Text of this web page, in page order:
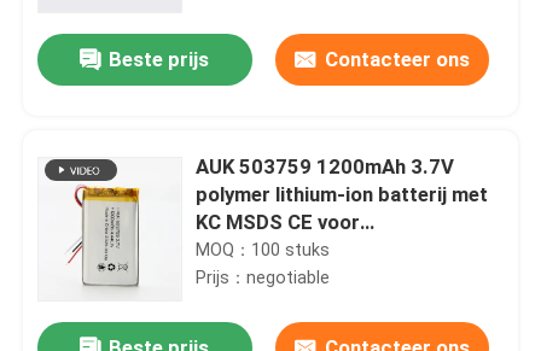
Beste prijs Contacteer ons
AUK 503759 1200mAh 3.7V
polymer lithium-ion batterij met
KC MSDS CE voor
borstpompbatterij
MOQ：100 stuks
Prijs：negotiable